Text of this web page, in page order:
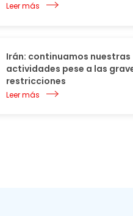
Leer más
Irán: continuamos nuestras
actividades pese a las
restricciones
Leer más